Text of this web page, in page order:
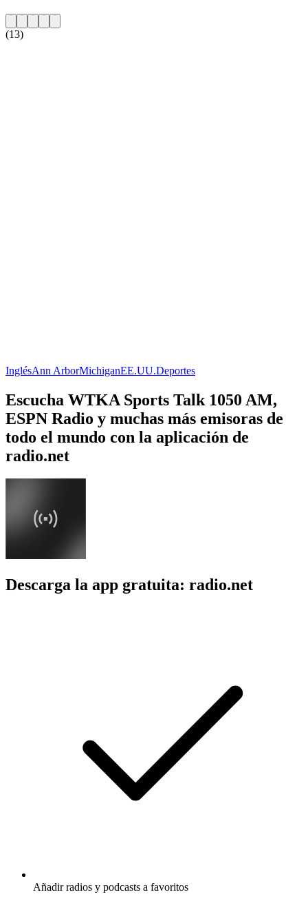
(13)
InglésAnn ArborMichiganEE.UU.Deportes
Escucha WTKA Sports Talk 1050 AM,
ESPN Radio y muchas más emisoras de
todo el mundo con la aplicación de
radio.net
Descarga la app gratuita: radio.net
Añadir radios y podcasts a favoritos